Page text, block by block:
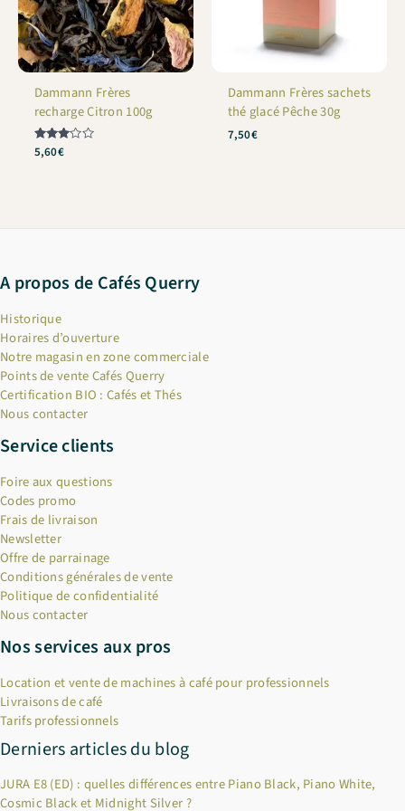
Dammann Frères
recharge Citron 100g
Note
3
5,60€
Dammann Frères sachets
thé glacé Pêche 30g
7,50€
A propos de Cafés Querry
Historique
Horaires d’ouverture
Notre magasin en zone commerciale
Points de vente Cafés Querry
Certification BIO : Cafés et Thés
Nous contacter
Service clients
Foire aux questions
Codes promo
Frais de livraison
Newsletter
Offre de parrainage
Conditions générales de vente
Politique de confidentialité
Nous contacter
Nos services aux pros
Location et vente de machines à café pour professionnels
Livraisons de café
Tarifs professionnels
Derniers articles du blog
JURA E8 (ED) : quelles différences entre Piano Black, Piano White,
Cosmic Black et Midnight Silver ?